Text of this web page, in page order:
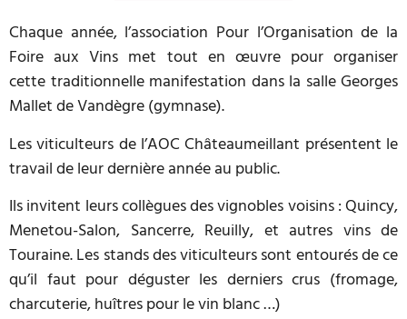
Chaque année, l’association Pour l’Organisation de la
Foire aux Vins met tout en œuvre pour organiser
cette traditionnelle manifestation dans la salle Georges
Mallet de Vandègre (gymnase).
Les viticulteurs de l’AOC Châteaumeillant présentent le
travail de leur dernière année au public.
Ils invitent leurs collègues des vignobles voisins : Quincy,
Menetou-Salon, Sancerre, Reuilly, et autres vins de
Touraine. Les stands des viticulteurs sont entourés de ce
qu’il faut pour déguster les derniers crus (fromage,
charcuterie, huîtres pour le vin blanc …)